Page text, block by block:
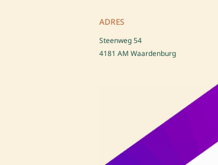
ADRES
Steenweg 54
4181 AM Waardenburg